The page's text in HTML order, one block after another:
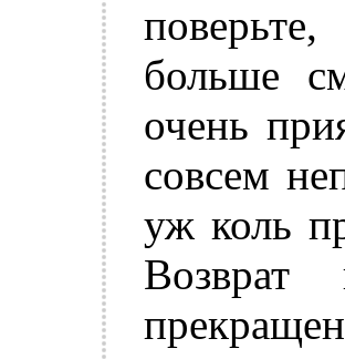
больше
очень
совсем
уж коль
Возврат